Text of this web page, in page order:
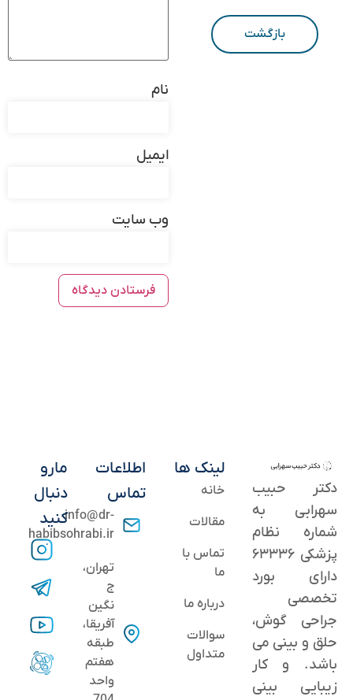
بازگشت
نام
ایمیل
وب‌ سایت
دکتر حبیب
سهرابی به
شماره نظام
پزشکی ۶۳۳۳۶
دارای بورد
تخصصی
جراحی گوش،
حلق و بینی می
باشد. و کار
زیبایی بینی
لینک ها
خانه
مقالات
تماس با
ما
درباره ما
سوالات
متداول
اطلاعات
تماس
info@dr-
habibsohrabi.ir
تهران،
ج
نگین
آفریقا،
طبقه
هفتم
واحد
مارو
دنبال
کنید